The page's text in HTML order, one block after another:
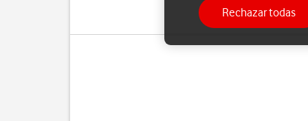
Puedes enviar y
Rechazar todas